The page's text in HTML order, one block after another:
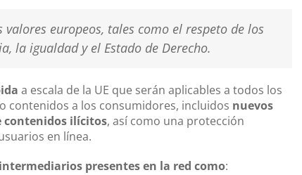
europeos, tales como el respeto de los
la igualdad y el Estado de Derecho.
a escala de la UE que serán aplicables a todos los
contenidos a los consumidores, incluidos nuevos
contenidos ilícitos, así como una protección
en línea.
presentes en la red como: